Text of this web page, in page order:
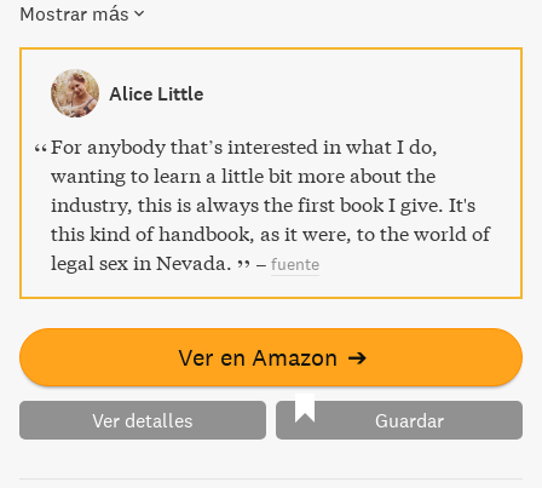
revealing the tricks of the trade and scandalous secrets of
the sex industry. From his outrageous marketing stunts to
his friendships with porn stars and politicians, Hof's story
will take you on a wild ride through countless sexual
conquests, romantic failures, and business successes.
Mostrar más
Alice Little
For anybody that’s interested in what I do,
wanting to learn a little bit more about the
industry, this is always the first book I give. It's
this kind of handbook, as it were, to the world of
legal sex in Nevada.
– fuente
Ver en Amazon ➔
Ver detalles Guardar